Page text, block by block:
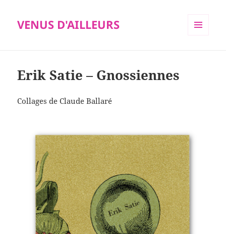
VENUS D'AILLEURS
Erik Satie – Gnossiennes
Collages de Claude Ballaré